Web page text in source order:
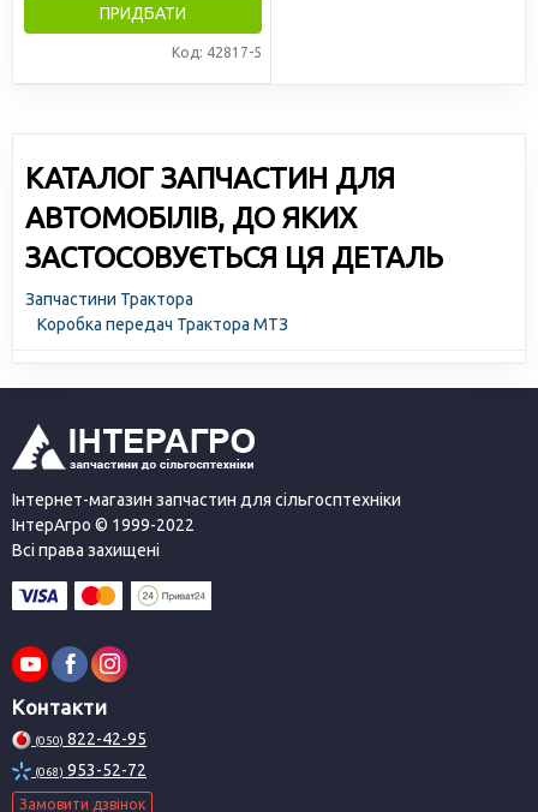
ПРИДБАТИ
Код: 42817-5
КАТАЛОГ ЗАПЧАСТИН ДЛЯ
АВТОМОБІЛІВ, ДО ЯКИХ
ЗАСТОСОВУЄТЬСЯ ЦЯ ДЕТАЛЬ
Запчастини Трактора
Коробка передач Трактора МТЗ
Інтернет-магазин запчастин для сільгосптехніки
ІнтерАгро © 1999-2022
Всі права захищені
Контакти
(050) 822-42-95
(068) 953-52-72
Замовити дзвінок